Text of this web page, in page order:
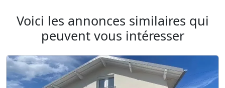
Voici les annonces similaires qui
peuvent vous intéresser